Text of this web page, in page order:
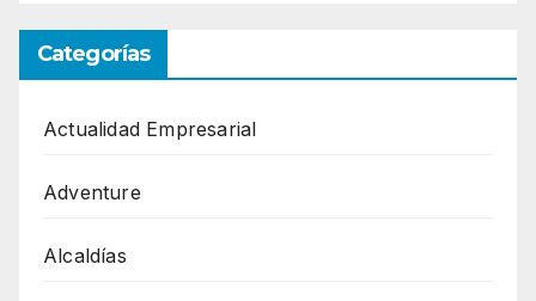
Categorías
Actualidad Empresarial
Adventure
Alcaldías